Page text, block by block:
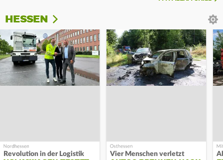
HESSEN
Revolution in der Logistik Vier Menschen verletzt